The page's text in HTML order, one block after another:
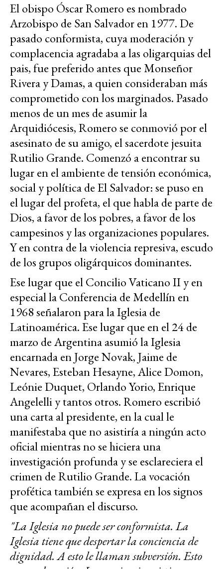
El obispo Óscar Romero es nombrado
Arzobispo de San Salvador en 1977. De
pasado conformista, cuya moderación y
complacencia agradaba a las oligarquias del
pais, fue preferido antes que Monseñor
Rivera y Damas, a quien consideraban más
comprometido con los marginados. Pasado
menos de un mes de asumir la
Arquidiócesis, Romero se conmovió por el
asesinato de su amigo, el sacerdote jesuita
Rutilio Grande. Comenzó a encontrar su
lugar en el ambiente de tensión económica,
social y política de El Salvador: se puso en
el lugar del profeta, el que habla de parte de
Dios, a favor de los pobres, a favor de los
campesinos y las organizaciones populares.
Y en contra de la violencia represiva, escudo
de los grupos oligárquicos dominantes.
Ese lugar que el Concilio Vaticano II y en
especial la Conferencia de Medellín en
1968 señalaron para la Iglesia de
Latinoamérica. Ese lugar que en el 24 de
marzo de Argentina asumió la Iglesia
encarnada en Jorge Novak, Jaime de
Nevares, Esteban Hesayne, Alice Domon,
Leónie Duquet, Orlando Yorio, Enrique
Angelelli y tantos otros. Romero escribió
una carta al presidente, en la cual le
manifestaba que no asistiría a ningún acto
oficial mientras no se hiciera una
investigación profunda y se esclareciera el
crimen de Rutilio Grande. La vocación
profética también se expresa en los signos
que acompañan el discurso.
"La Iglesia no puede ser conformista. La
Iglesia tiene que despertar la conciencia de
dignidad. A esto le llaman subversión. Esto